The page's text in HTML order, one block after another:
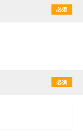
必須
必須